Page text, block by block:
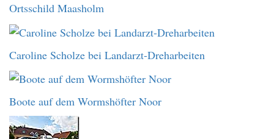
Ortsschild Maasholm
Caroline Scholze bei Landarzt-Dreharbeiten
Boote auf dem Wormshöfter Noor